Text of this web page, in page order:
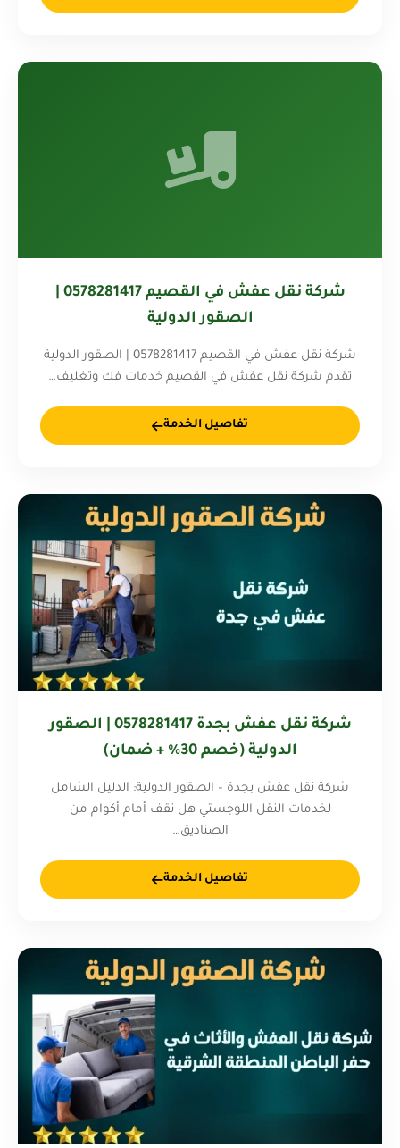
الصقور الدولية
شركة نقل عفش في القصيم 0578281417 | الصقور الدولية
تقدم شركة نقل عفش في القصيم خدمات فك وتغليف…
تفاصيل الخدمة
شركة نقل عفش بجدة 0578281417 | الصقور
الدولية (خصم 30% + ضمان)
شركة نقل عفش بجدة – الصقور الدولية: الدليل الشامل
لخدمات النقل اللوجستي هل تقف أمام أكوام من
الصناديق…
تفاصيل الخدمة